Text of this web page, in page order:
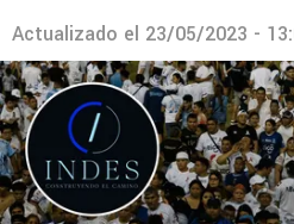
Actualizado el 23/05/2023 -